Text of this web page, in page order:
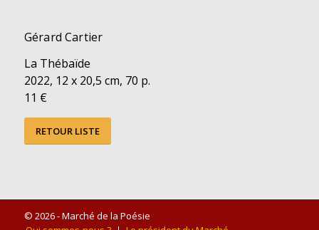
Gérard Cartier
La Thébaïde
2022, 12 x 20,5 cm, 70 p.
11 €
RETOUR LISTE
© 2026 - Marché de la Poésie